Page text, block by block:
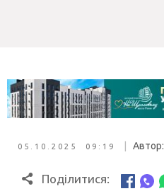
05.10.2025 09:19 Автор:
Поділитися: